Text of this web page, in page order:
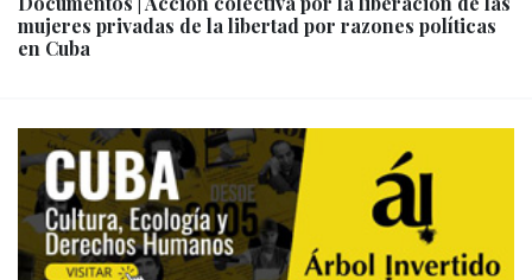
mujeres privadas de la libertad por razones políticas
en Cuba